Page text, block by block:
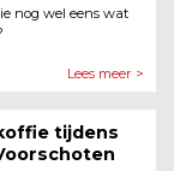
nog wel eens wat
Lees meer >
tijdens